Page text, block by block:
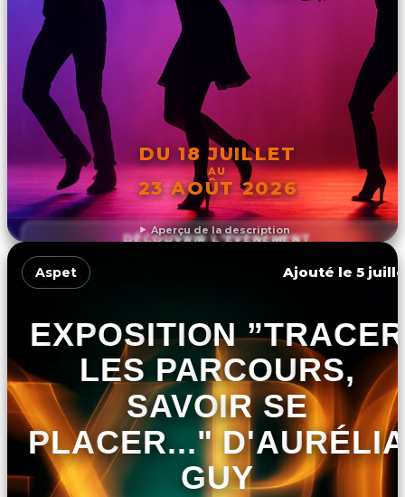
Aperçu de la description
DU 18 JUILLET
AU
23 AOÛT 2026
DÉCOUVRIR L'ÉVÉNEMENT
Aspet Ajouté le 5
EXPOSITION ”TRACER
LES PARCOURS,
SAVOIR SE
PLACER..." D'AURÉLIA
GUY